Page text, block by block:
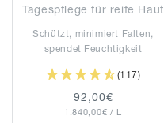
Tagespflege für reife Haut
Schützt, minimiert Falten,
spendet Feuchtigkeit
(117)
Normaler
Preis
92,00€
GRUNDPREIS
1.840,00€ / PRO
L